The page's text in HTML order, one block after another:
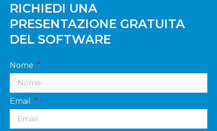
RICHIEDI UNA
PRESENTAZIONE GRATUITA
DEL SOFTWARE
Nome
Email